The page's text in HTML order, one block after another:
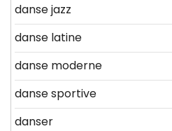
danse jazz
danse latine
danse moderne
danse sportive
danser